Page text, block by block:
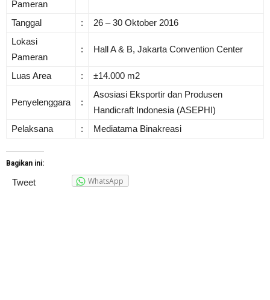
Pameran
Tanggal :
26 – 30 Oktober 2016
Lokasi
Pameran
: Hall A & B, Jakarta Convention Center
Luas Area : ±14.000 m2
Penyelenggara :
Asosiasi Eksportir dan Produsen
Handicraft Indonesia (ASEPHI)
Pelaksana
: Mediatama Binakreasi
Bagikan ini:
Tweet WhatsApp